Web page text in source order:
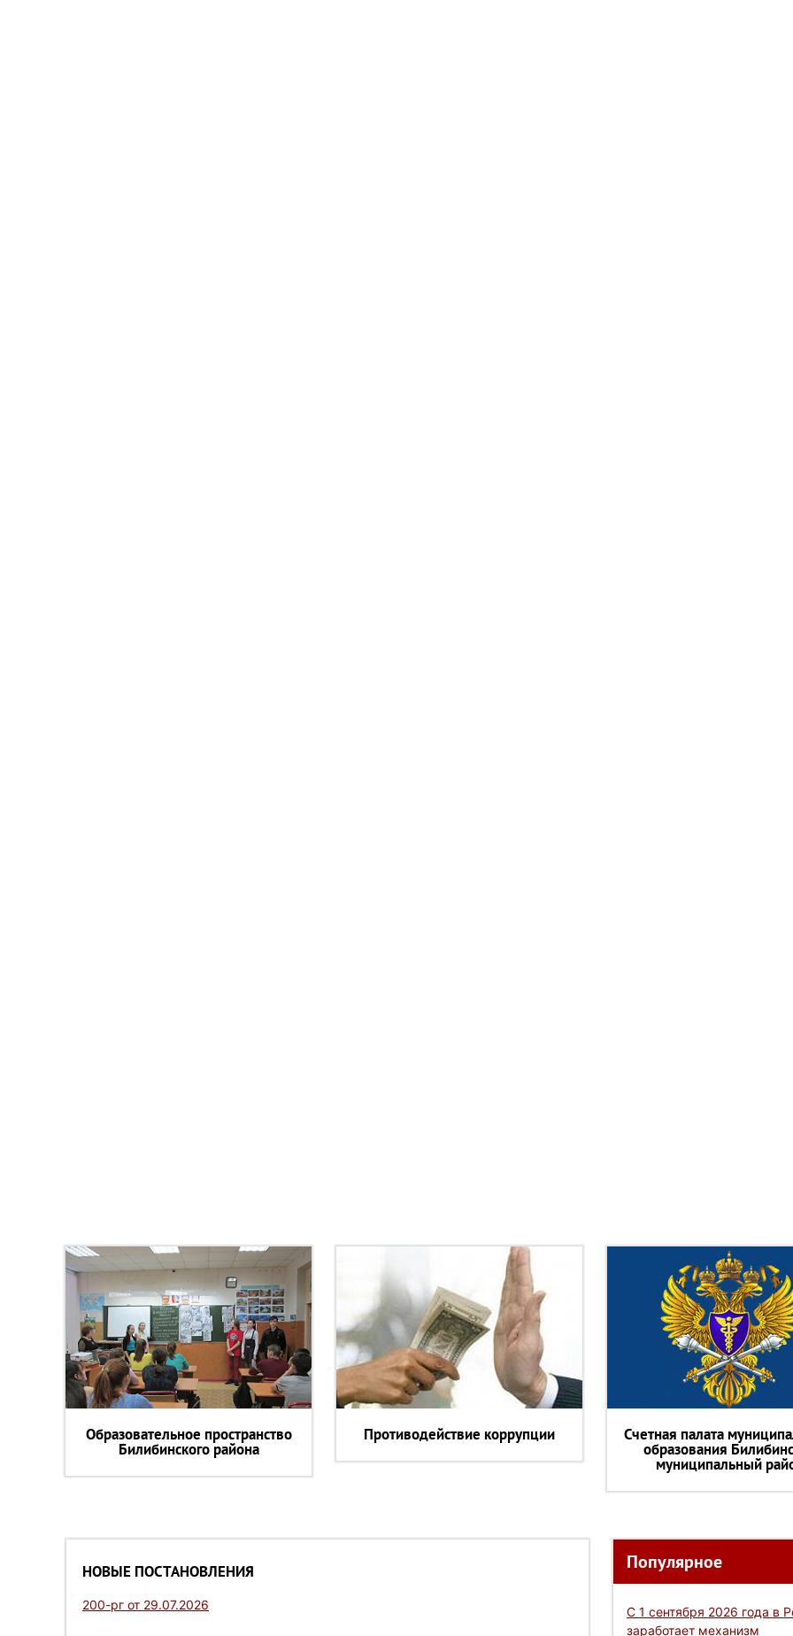
Образовательное пространство
Билибинского района
Противодействие коррупции Счетная палата
образования
муниципальный
НОВЫЕ ПОСТАНОВЛЕНИЯ
200-рг от 29.07.2026
Популярное
С 1 сентября 2026 года в
заработает механизм